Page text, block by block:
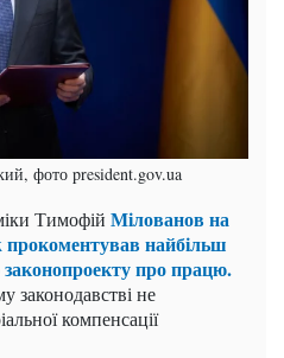
фото president.gov.ua
Тимофій Мілованов на
прокоментував найбільш
про працю.
законодавстві не
компенсації